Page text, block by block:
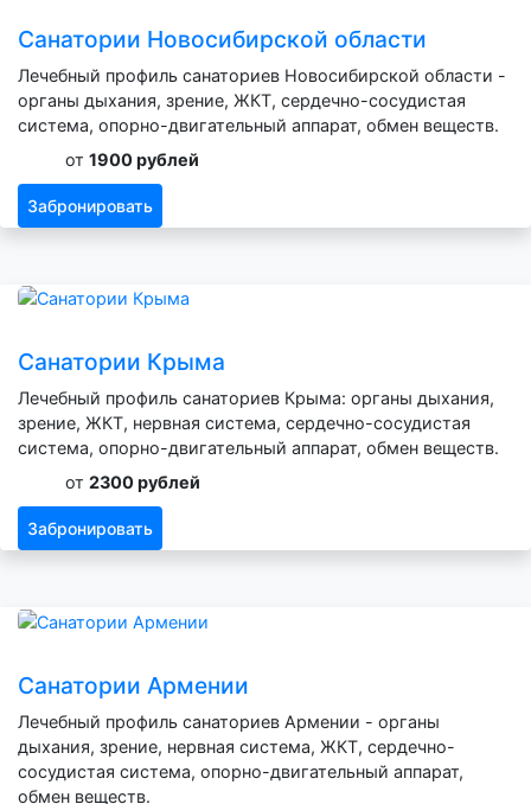
Санатории Новосибирской области
Лечебный профиль санаториев Новосибирской области -
органы дыхания, зрение, ЖКТ, сердечно-сосудистая
система, опорно-двигательный аппарат, обмен веществ.
от 1900 рублей
Забронировать
Санатории Крыма
Лечебный профиль санаториев Крыма: органы дыхания,
зрение, ЖКТ, нервная система, сердечно-сосудистая
система, опорно-двигательный аппарат, обмен веществ.
от 2300 рублей
Забронировать
Санатории Армении
Лечебный профиль санаториев Армении - органы
дыхания, зрение, нервная система, ЖКТ, сердечно-
сосудистая система, опорно-двигательный аппарат,
обмен веществ.